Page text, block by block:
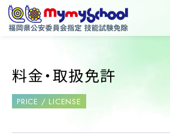
料金・取扱免許
普通自動車
料金・取扱免許
PRICE / LICENSE